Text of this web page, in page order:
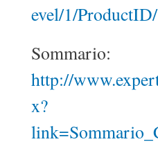
evel/1/
Sommario:
http://
x?